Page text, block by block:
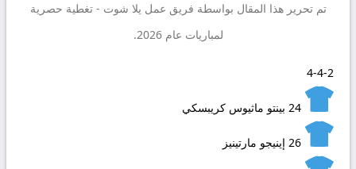
تم تحرير هذا المقال بواسطة فريق عمل يلا شوت - تغطية حصرية
لمباريات عام 2026.
4-4-2
24 بينتو ماثيوس كريبسكي
26 إينيجو مارتينيز